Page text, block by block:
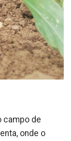
campo de
onde o